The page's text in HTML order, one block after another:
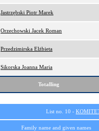
Jastrzębski Piotr Marek
Orzechowski Jacek Roman
Przedzimirska Elżbieta
Sikorska Joanna Maria
Totalling
List no. 10 -
Family name and given names